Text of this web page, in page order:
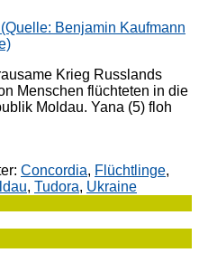
Krieg Russlands
Menschen flüchteten in die
Moldau. Yana (5) floh
Concordia, Flüchtlinge,
, Tudora, Ukraine